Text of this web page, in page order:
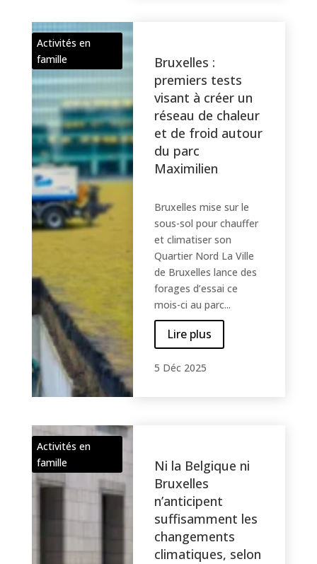
Activités en
famille
Bruxelles :
premiers tests
visant à créer un
réseau de chaleur
et de froid autour
du parc
Maximilien
Bruxelles mise sur le
sous-sol pour chauffer
et climatiser son
Quartier Nord La Ville
de Bruxelles lance des
forages d’essai ce
mois-ci au parc...
Lire plus
5 Déc 2025
Activités en
famille
Ni la Belgique ni
Bruxelles
n’anticipent
suffisamment les
changements
climatiques, selon